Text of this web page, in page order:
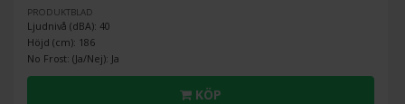
PRODUKTBLAD
Ljudnivå (dBA): 40
Höjd (cm): 186
No Frost: (Ja/Nej): Ja
KÖP